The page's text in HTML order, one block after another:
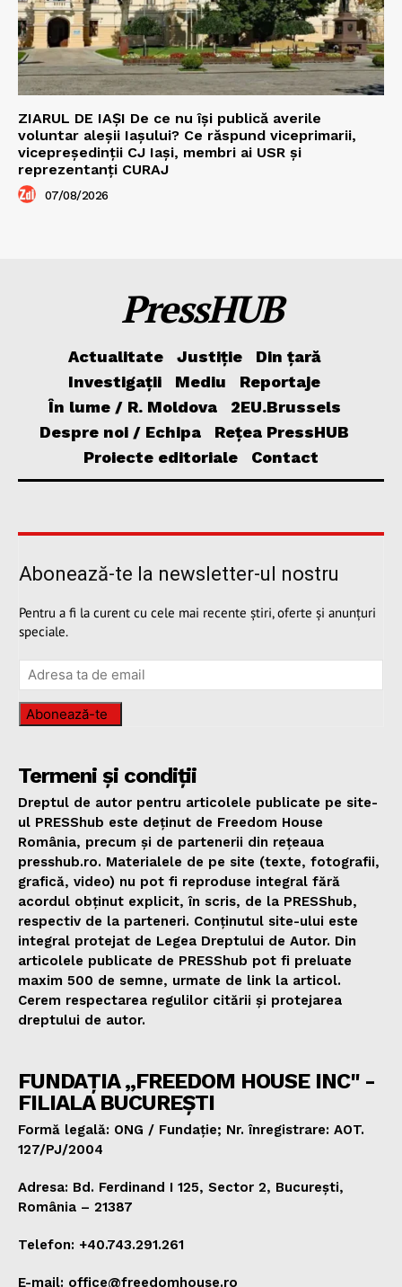
ZIARUL DE IAȘI De ce nu își publică averile
voluntar aleșii Iașului? Ce răspund viceprimarii,
vicepreședinții CJ Iași, membri ai USR și
reprezentanți CURAJ
07/08/2026
PressHUB
Actualitate Justiție
Din țară
Investigații
Mediu
Reportaje
În lume / R. Moldova
2EU.Brussels
Despre noi / Echipa
Rețea PressHUB
Proiecte editoriale
Contact
Abonează-te la newsletter-ul nostru
Pentru a fi la curent cu cele mai recente știri, oferte și anunțuri
speciale.
Abonează-te
Termeni și condiții
Dreptul de autor pentru articolele publicate pe site-
ul PRESShub este deținut de Freedom House
România, precum și de partenerii din rețeaua
presshub.ro. Materialele de pe site (texte, fotografii,
grafică, video) nu pot fi reproduse integral fără
acordul obținut explicit, în scris, de la PRESShub,
respectiv de la parteneri. Conținutul site-ului este
integral protejat de Legea Dreptului de Autor. Din
articolele publicate de PRESShub pot fi preluate
maxim 500 de semne, urmate de link la articol.
Cerem respectarea regulilor citării și protejarea
dreptului de autor.
FUNDAȚIA „FREEDOM HOUSE INC" -
FILIALA BUCUREȘTI
Formă legală: ONG / Fundație; Nr. înregistrare: AOT.
127/PJ/2004
Adresa: Bd. Ferdinand I 125, Sector 2, București,
România – 21387
Telefon: +40.743.291.261
E-mail: office@freedomhouse.ro